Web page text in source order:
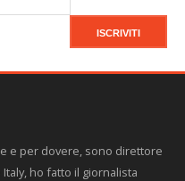
e per dovere, sono direttore
ho fatto il giornalista